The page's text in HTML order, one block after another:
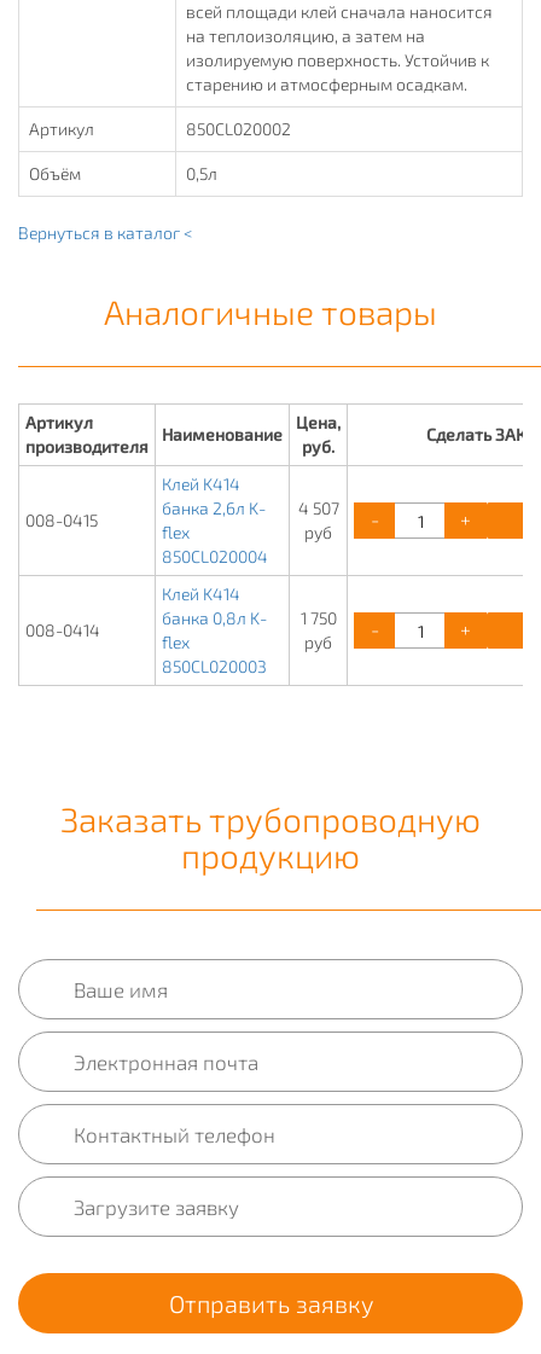
всей площади клей сначала наносится
на теплоизоляцию, а затем на
изолируемую поверхность. Устойчив к
старению и атмосферным осадкам.
Артикул 850CL020002
Объём 0,5л
Вернуться в каталог <
Аналогичные товары
Артикул
производителя
Наименование
Цена,
руб.
Сделать
008-0415
Клей K414
банка 2,6л K-
flex
850CL020004
4 507
руб
- +
008-0414
Клей K414
банка 0,8л K-
flex
850CL020003
1 750
руб
- +
Заказать трубопроводную
продукцию